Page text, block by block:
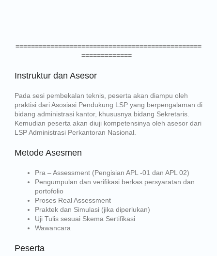
================================================
=============
Instruktur dan Asesor
Pada sesi pembekalan teknis, peserta akan diampu oleh
praktisi dari Asosiasi Pendukung LSP yang berpengalaman di
bidang administrasi kantor, khususnya bidang Sekretaris.
Kemudian peserta akan diuji kompetensinya oleh asesor dari
LSP Administrasi Perkantoran Nasional.
Metode Asesmen
Pra – Assessment (Pengisian APL -01 dan APL 02)
Pengumpulan dan verifikasi berkas persyaratan dan
portofolio
Proses Real Assessment
Praktek dan Simulasi (jika diperlukan)
Uji Tulis sesuai Skema Sertifikasi
Wawancara
Peserta